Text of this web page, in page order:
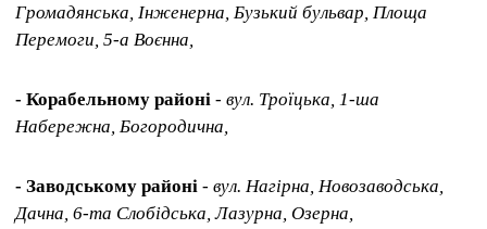
Громадянська, Інженерна, Бузький бульвар, Площа
Перемоги, 5-а Воєнна,
- Корабельному районі - вул. Троїцька, 1-ша
Набережна, Богородична,
- Заводському районі - вул. Нагірна, Новозаводська,
Дачна, 6-та Слобідська, Лазурна, Озерна,